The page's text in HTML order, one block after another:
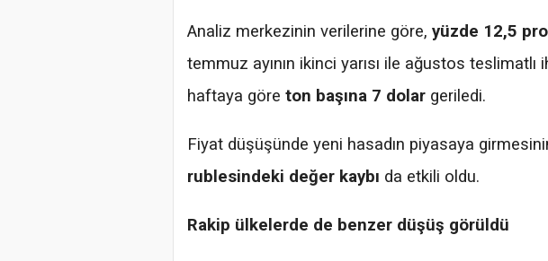
Analiz merkezinin verilerine göre, yüzde 12,5
temmuz ayının ikinci yarısı ile ağustos teslimatlı
haftaya göre ton başına 7 dolar geriledi.
Fiyat düşüşünde yeni hasadın piyasaya
rublesindeki değer kaybı da etkili oldu.
Rakip ülkelerde de benzer düşüş görüldü